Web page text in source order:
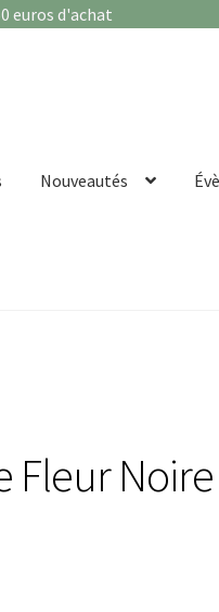
euros d'achat
Nouveautés
Fleur Noire